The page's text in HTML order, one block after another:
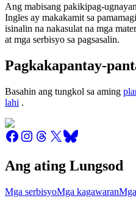
Ang mabisang pakikipag-
Ingles ay makakamit sa
isinalin na nakasulat na mga
at mga serbisyo sa pagsasalin.
Pagkakapantay-
Basahin ang tungkol sa aming
lahi .
Ang ating Lungsod
Mga serbisyoMga kagawaran